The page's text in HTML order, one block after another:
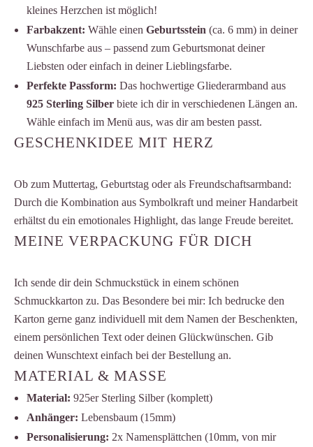
kleines Herzchen ist möglich!
Farbakzent: Wähle einen Geburtsstein (ca. 6 mm) in deiner
Wunschfarbe aus – passend zum Geburtsmonat deiner
Liebsten oder einfach in deiner Lieblingsfarbe.
Perfekte Passform: Das hochwertige Gliederarmband aus
925 Sterling Silberbiete ich dir in verschiedenen Längen an.
Wähle einfach im Menü aus, was dir am besten passt.
GESCHENKIDEE MIT HERZ
Ob zum Muttertag, Geburtstag oder als Freundschaftsarmband:
Durch die Kombination aus Symbolkraft und meiner Handarbeit
erhältst du ein emotionales Highlight, das lange Freude bereitet.
MEINE VERPACKUNG FÜR DICH
Ich sende dir dein Schmuckstück in einem schönen
Schmuckkarton zu. Das Besondere bei mir: Ich bedrucke den
Karton gerne ganz individuell mit dem Namen der Beschenkten,
einem persönlichen Text oder deinen Glückwünschen. Gib
deinen Wunschtext einfach bei der Bestellung an.
MATERIAL & MASSE
Material: 925er Sterling Silber (komplett)
Anhänger: Lebensbaum (15mm)
Personalisierung: 2x Namensplättchen (10mm, von mir